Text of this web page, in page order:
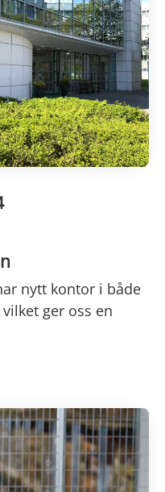
nytt kontor i både
ger oss en